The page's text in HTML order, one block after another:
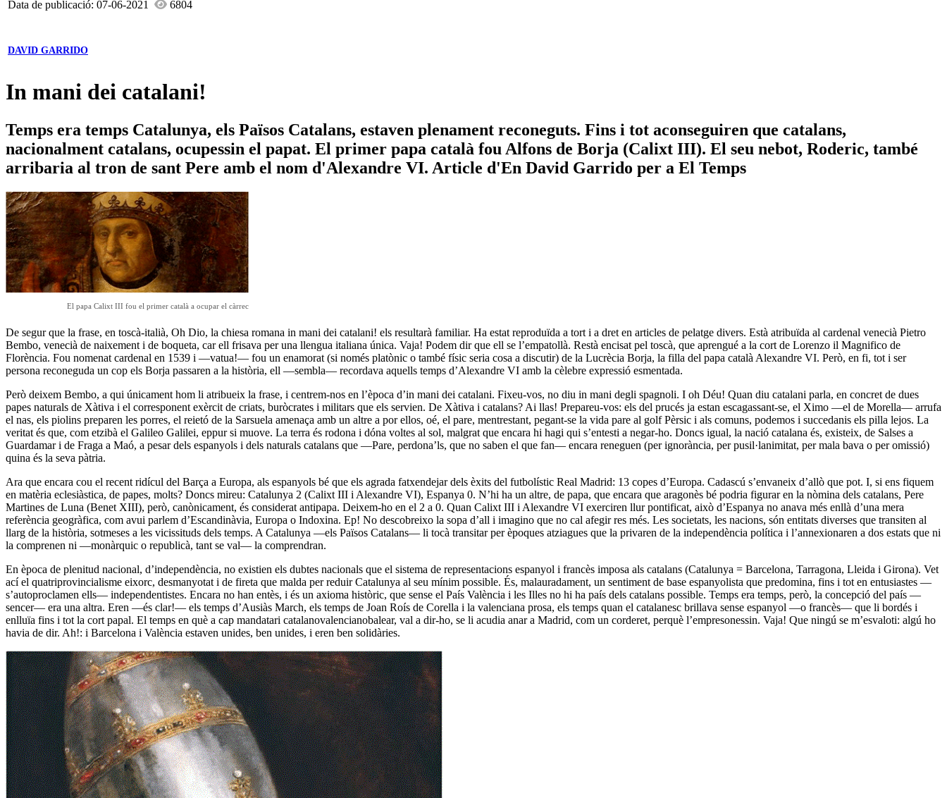
Data de publicació: 07-06-2021
6804
DAVID GARRIDO
In mani dei catalani!
Temps era temps Catalunya, els Països Catalans, estaven plenament reconeguts. Fins i tot aconseguiren que catalans,
nacionalment catalans, ocupessin el papat. El primer papa català fou Alfons de Borja (Calixt III). El seu nebot, Roderic, també
arribaria al tron de sant Pere amb el nom d'Alexandre VI. Article d'En David Garrido per a El Temps
El papa Calixt III fou el primer català a ocupar el càrrec
De segur que la frase, en toscà-italià, Oh Dio, la chiesa romana in mani dei catalani! els resultarà familiar. Ha estat reproduïda a tort i a dret en articles de pelatge divers. Està atribuïda al cardenal venecià Pietro
Bembo, venecià de naixement i de boqueta, car ell frisava per una llengua italiana única. Vaja! Podem dir que ell se l’empatollà. Restà encisat pel toscà, que aprengué a la cort de Lorenzo il Magnifico de
Florència. Fou nomenat cardenal en 1539 i —vatua!— fou un enamorat (si només platònic o també físic seria cosa a discutir) de la Lucrècia Borja, la filla del papa català Alexandre VI. Però, en fi, tot i ser
persona reconeguda un cop els Borja passaren a la història, ell —sembla— recordava aquells temps d’Alexandre VI amb la cèlebre expressió esmentada.
Però deixem Bembo, a qui únicament hom li atribueix la frase, i centrem-nos en l’època d’in mani dei catalani. Fixeu-vos, no diu in mani degli spagnoli. I oh Déu! Quan diu catalani parla, en concret de dues
papes naturals de Xàtiva i el corresponent exèrcit de criats, buròcrates i militars que els servien. De Xàtiva i catalans? Ai llas! Prepareu-vos: els del prucés ja estan escagassant-se, el Ximo —el de Morella— arrufa
el nas, els piolins preparen les porres, el reietó de la Sarsuela amenaça amb un altre a por ellos, oé, el pare, mentrestant, pegant-se la vida pare al golf Pèrsic i als comuns, podemos i succedanis els pilla lejos. La
veritat és que, com etzibà el Galileo Galilei, eppur si muove. La terra és rodona i dóna voltes al sol, malgrat que encara hi hagi qui s’entesti a negar-ho. Doncs igual, la nació catalana és, existeix, de Salses a
Guardamar i de Fraga a Maó, a pesar dels espanyols i dels naturals catalans que —Pare, perdona’ls, que no saben el que fan— encara reneguen (per ignorància, per pusil·lanimitat, per mala bava o per omissió)
quina és la seva pàtria.
Ara que encara cou el recent ridícul del Barça a Europa, als espanyols bé que els agrada fatxendejar dels èxits del futbolístic Real Madrid: 13 copes d’Europa. Cadascú s’envaneix d’allò que pot. I, si ens fiquem
en matèria eclesiàstica, de papes, molts? Doncs mireu: Catalunya 2 (Calixt III i Alexandre VI), Espanya 0. N’hi ha un altre, de papa, que encara que aragonès bé podria figurar en la nòmina dels catalans, Pere
Martines de Luna (Benet XIII), però, canònicament, és considerat antipapa. Deixem-ho en el 2 a 0. Quan Calixt III i Alexandre VI exerciren llur pontificat, això d’Espanya no anava més enllà d’una mera
referència geogràfica, com avui parlem d’Escandinàvia, Europa o Indoxina. Ep! No descobreixo la sopa d’all i imagino que no cal afegir res més. Les societats, les nacions, són entitats diverses que transiten al
llarg de la història, sotmeses a les vicissituds dels temps. A Catalunya —els Països Catalans— li tocà transitar per èpoques atziagues que la privaren de la independència política i l’annexionaren a dos estats que ni
la comprenen ni —monàrquic o republicà, tant se val— la comprendran.
En època de plenitud nacional, d’independència, no existien els dubtes nacionals que el sistema de representacions espanyol i francès imposa als catalans (Catalunya = Barcelona, Tarragona, Lleida i Girona). Vet
ací el quatriprovincialisme eixorc, desmanyotat i de fireta que malda per reduir Catalunya al seu mínim possible. És, malauradament, un sentiment de base espanyolista que predomina, fins i tot en entusiastes —
s’autoproclamen ells— independentistes. Encara no han entès, i és un axioma històric, que sense el País València i les Illes no hi ha país dels catalans possible. Temps era temps, però, la concepció del país —
sencer— era una altra. Eren —és clar!— els temps d’Ausiàs March, els temps de Joan Roís de Corella i la valenciana prosa, els temps quan el catalanesc brillava sense espanyol —o francès— que li bordés i
enlluïa fins i tot la cort papal. El temps en què a cap mandatari catalanovalencianobalear, val a dir-ho, se li acudia anar a Madrid, com un corderet, perquè l’empresonessin. Vaja! Que ningú se m’esvaloti: algú ho
havia de dir. Ah!: i Barcelona i València estaven unides, ben unides, i eren ben solidàries.